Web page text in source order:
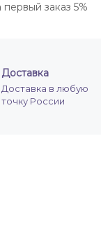
заказ 5%
Доставка
Доставка в любую
точку России